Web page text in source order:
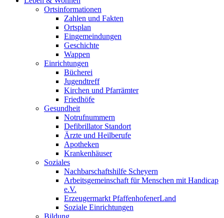
Ortsinformationen
Zahlen und Fakten
Ortsplan
Eingemeindungen
Geschichte
Wappen
Einrichtungen
Bücherei
Jugendtreff
Kirchen und Pfarrämter
Friedhöfe
Gesundheit
Notrufnummern
Defibrillator Standort
Ärzte und Heilberufe
Apotheken
Krankenhäuser
Soziales
Nachbarschaftshilfe Scheyern
Arbeitsgemeinschaft für Menschen mit Handicap
e.V.
Erzeugermarkt PfaffenhofenerLand
Soziale Einrichtungen
Bildung